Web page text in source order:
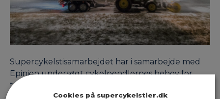
Supercykelstisamarbejdet har i samarbejde med
Epinion undersøgt cykelpendlernes behov for
trafikinformation.
Cookies på supercykelstier.dk